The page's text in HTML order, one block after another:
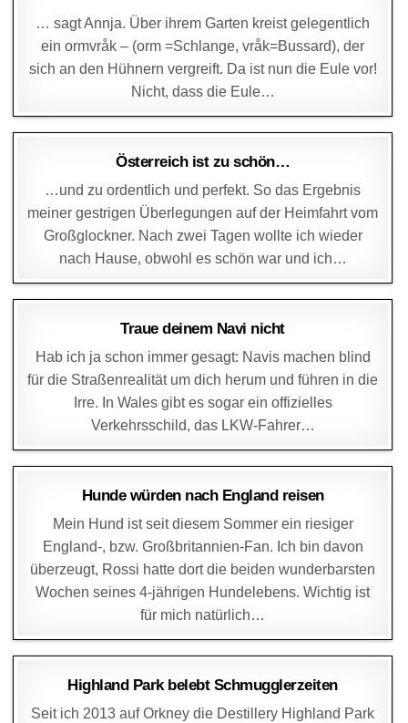
… sagt Annja. Über ihrem Garten kreist gelegentlich
ein ormvråk – (orm =Schlange, vråk=Bussard), der
sich an den Hühnern vergreift. Da ist nun die Eule vor!
Nicht, dass die Eule…
DAGMAR 10. AUGUST 2014
Österreich ist zu schön…
…und zu ordentlich und perfekt. So das Ergebnis
meiner gestrigen Überlegungen auf der Heimfahrt vom
Großglockner. Nach zwei Tagen wollte ich wieder
nach Hause, obwohl es schön war und ich…
DAGMAR 2. AUGUST 2014
Traue deinem Navi nicht
Hab ich ja schon immer gesagt: Navis machen blind
für die Straßenrealität um dich herum und führen in die
Irre. In Wales gibt es sogar ein offizielles
Verkehrsschild, das LKW-Fahrer…
DAGMAR 15. JULI 2014
Hunde würden nach England reisen
Mein Hund ist seit diesem Sommer ein riesiger
England-, bzw. Großbritannien-Fan. Ich bin davon
überzeugt, Rossi hatte dort die beiden wunderbarsten
Wochen seines 4-jährigen Hundelebens. Wichtig ist
für mich natürlich…
DAGMAR 30. JUNI 2014
Highland Park belebt Schmugglerzeiten
Seit ich 2013 auf Orkney die Destillery Highland Park